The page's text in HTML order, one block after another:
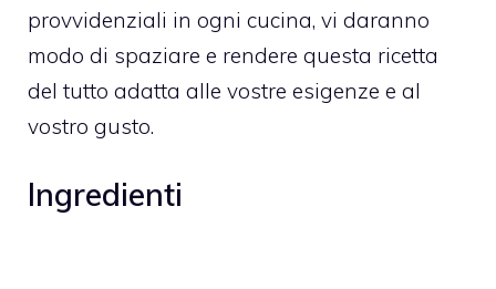
provvidenziali in ogni cucina, vi daranno
modo di spaziare e rendere questa ricetta
del tutto adatta alle vostre esigenze e al
vostro gusto.
Ingredienti